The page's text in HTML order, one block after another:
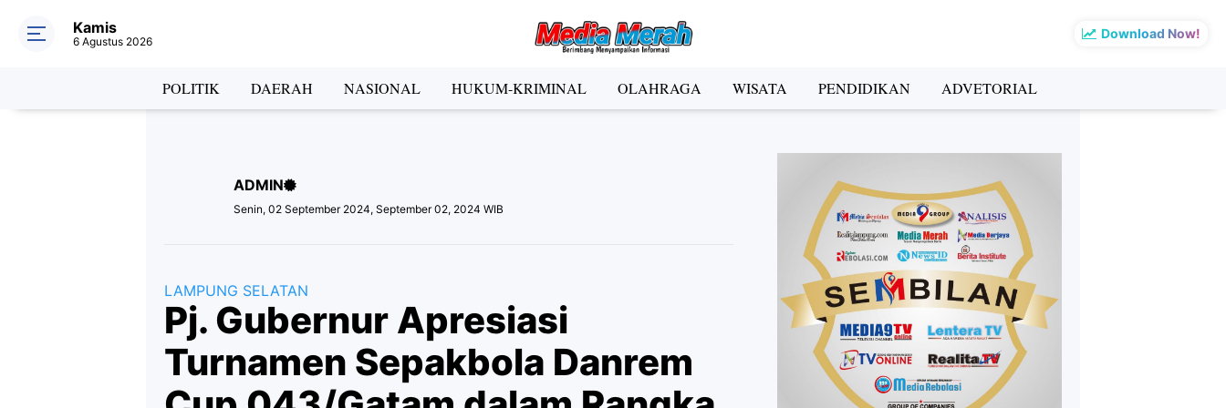
Header Social Media
Facebook
Download Now!
Kamis
6 Agustus 2026
POLITIK DAERAH NASIONAL HUKUM-KRIMINAL OLAHRAGA WISATA PENDIDIKAN ADVETORIAL
ADMIN
Senin, 02 September 2024, September 02, 2024 WIB
LAMPUNG SELATAN
Pj. Gubernur Apresiasi
Turnamen Sepakbola Danrem